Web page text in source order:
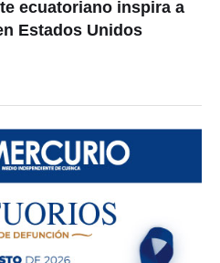
ecuatoriano inspira a
Estados Unidos